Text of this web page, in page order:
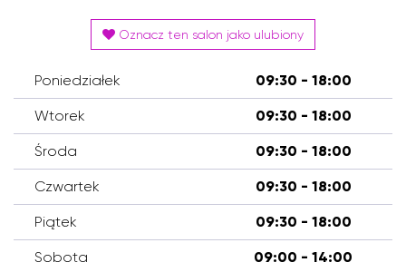
Oznacz ten salon jako ulubiony
Poniedziałek 09:30 - 18:00
Wtorek 09:30 - 18:00
Środa 09:30 - 18:00
Czwartek 09:30 - 18:00
Piątek 09:30 - 18:00
Sobota 09:00 - 14:00